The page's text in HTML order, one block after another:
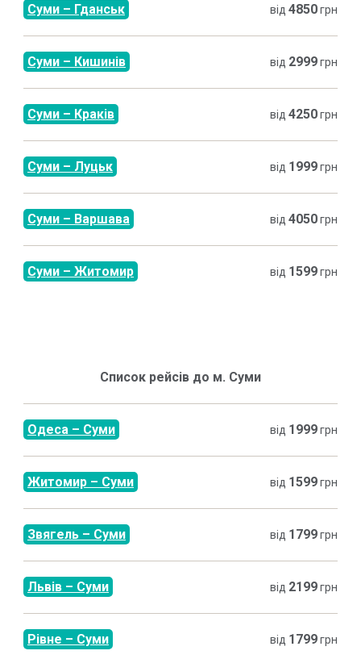
Суми – Гданськ від 4850грн
Суми – Кишинів від 2999грн
Суми – Краків від 4250грн
Суми – Луцьк від 1999грн
Суми – Варшава від 4050грн
Суми – Житомир від 1599грн
Список рейсів до м. Суми
Одеса – Суми від 1999грн
Житомир – Суми від 1599грн
Звягель – Суми від 1799грн
Львів – Суми від 2199грн
Рівне – Суми від 1799грн